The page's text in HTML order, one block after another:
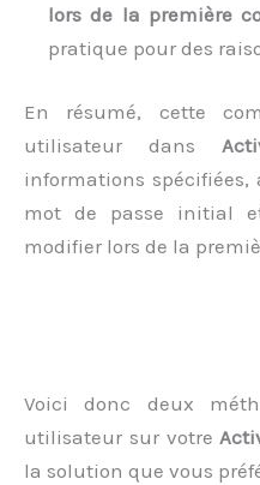
lors de la première
pratique pour des
En résumé, cette
utilisateur dans
informations
mot de passe initial
modifier lors de la
Voici donc deux
utilisateur sur votre
la solution que vous